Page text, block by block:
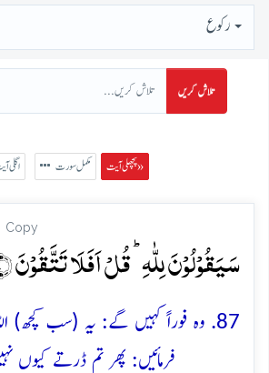
رُكوع
تلاش کریں
پچھلی آیت » مکمل سورت « اگلی
Copy
سَیَقُوۡلُوۡنَ لِلّٰہِ ؕ قُلۡ اَفَلَا تَتَّقُوۡنَ ﴿۸۷﴾
87. وہ فوراً کہیں گے: یہ (سب کچھ)
فرمائیں: پھر تم ڈرتے کیوں